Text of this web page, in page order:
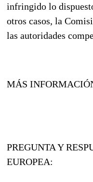
infringido lo
otros casos, la
las autoridades
MÁS
PREGUNTA Y
EUROPEA: